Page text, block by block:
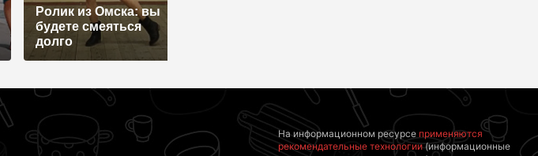
Ролик из Омска: вы
будете смеяться
долго
На информационном ресурсе применяются
рекомендательные технологии(информационные